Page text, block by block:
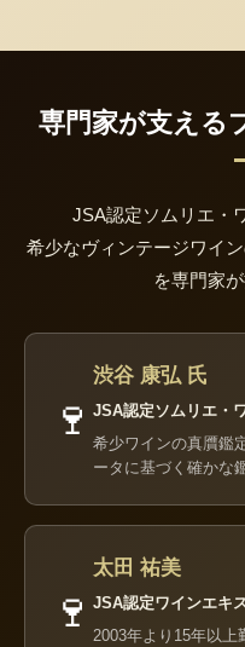
専門家が支える
JSA認定ソムリエ・
希少なヴィンテージワイ
を専門家
🍷
渋谷 康弘 氏
JSA認定ソムリエ・
希少ワインの真贋鑑
ータに基づく確かな
🍷
太田 祐美
JSA認定ワインエキ
2003年より15年以上